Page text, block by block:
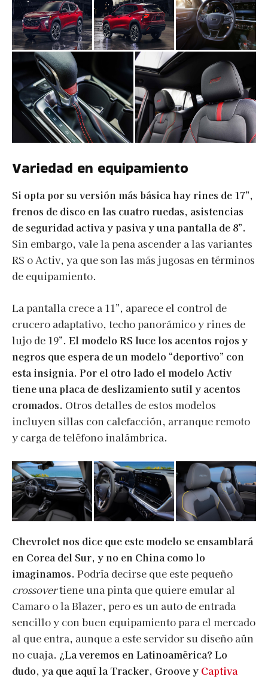
Variedad en equipamiento
Si opta por su versión más básica hay rines de 17”,
frenos de disco en las cuatro ruedas, asistencias
de seguridad activa y pasiva y una pantalla de 8”.
Sin embargo, vale la pena ascender a las variantes
RS o Activ, ya que son las más jugosas en términos
de equipamiento.
La pantalla crece a 11”, aparece el control de
crucero adaptativo, techo panorámico y rines de
lujo de 19”. El modelo RS luce los acentos rojos y
negros que espera de un modelo “deportivo” con
esta insignia. Por el otro lado el modelo Activ
tiene una placa de deslizamiento sutil y acentos
cromados. Otros detalles de estos modelos
incluyen sillas con calefacción, arranque remoto
y carga de teléfono inalámbrica.
Chevrolet nos dice que este modelo se ensamblará
en Corea del Sur, y no en China como lo
imaginamos. Podría decirse que este pequeño
crossovertiene una pinta que quiere emular al
Camaro o la Blazer, pero es un auto de entrada
sencillo y con buen equipamiento para el mercado
al que entra, aunque a este servidor su diseño aún
no cuaja. ¿La veremos en Latinoamérica? Lo
dudo, ya que aquí la Tracker, Groove y Captiva